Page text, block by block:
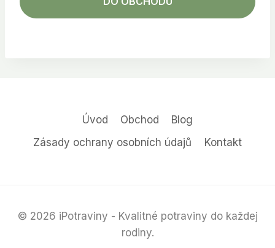
Úvod Obchod
Blog
Zásady ochrany osobních údajů
Kontakt
© 2026 iPotraviny - Kvalitné potraviny do každej
rodiny.